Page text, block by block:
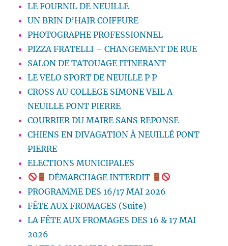
LE FOURNIL DE NEUILLE
UN BRIN D’HAIR COIFFURE
PHOTOGRAPHE PROFESSIONNEL
PIZZA FRATELLI – CHANGEMENT DE RUE
SALON DE TATOUAGE ITINERANT
LE VELO SPORT DE NEUILLE P P
CROSS AU COLLEGE SIMONE VEIL A
NEUILLE PONT PIERRE
COURRIER DU MAIRE SANS REPONSE
CHIENS EN DIVAGATION À NEUILLÉ PONT
PIERRE
ELECTIONS MUNICIPALES
DÉMARCHAGE INTERDIT
PROGRAMME DES 16/17 MAI 2026
FÊTE AUX FROMAGES (Suite)
LA FÊTE AUX FROMAGES DES 16 & 17 MAI
2026